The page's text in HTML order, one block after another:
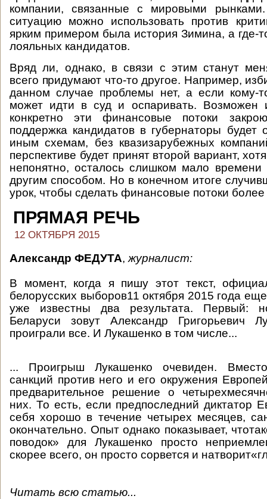
компании, связанные с мировыми
ситуацию можно использовать против
ярким примером была история Зимина, а где-
лояльных кандидатов.
Вряд ли, однако, в связи с этим станут
всего придумают что-то другое. Например,
данном случае проблемы нет, а если кому-
может идти в суд и оспаривать. Возможен
конкретно эти финансовые потоки
поддержка кандидатов в губернаторы будет
иным схемам, без квазизарубежных
перспективе будет принят второй вариант,
непонятно, осталось слишком мало времени
другим способом. Но в конечном итоге
урок, чтобы сделать финансовые потоки
ПРЯМАЯ РЕЧЬ
12 ОКТЯБРЯ 2015
Александр ФЕДУТА, журналист:
В момент, когда я пишу этот текст,
белорусских выборов11 октября 2015 года
уже известны два результата. Первый:
Беларуси зовут Александр Григорьевич
проиграли все. И Лукашенко в том числе...
... Проигрыш Лукашенко очевиден.
санкций против него и его окружения
предварительное решение о
них. То есть, если предпоследний диктатор
себя хорошо в течение четырех месяцев,
окончательно. Опыт однако показывает,
поводок» для Лукашенко просто
скорее всего, он просто сорвется и
Читать всю статью...